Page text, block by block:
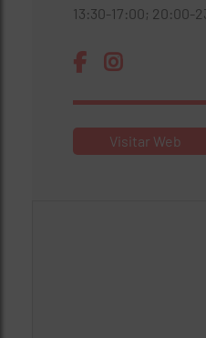
13:30-17:00; 20:00-
Visitar Web